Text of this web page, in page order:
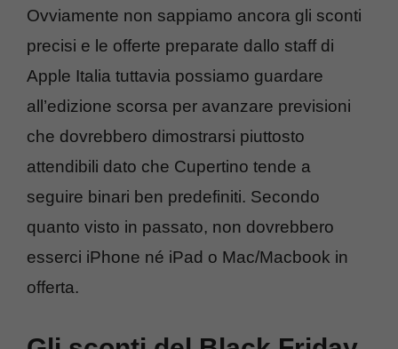
Ovviamente non sappiamo ancora gli sconti
precisi e le offerte preparate dallo staff di
Apple Italia tuttavia possiamo guardare
all’edizione scorsa per avanzare previsioni
che dovrebbero dimostrarsi piuttosto
attendibili dato che Cupertino tende a
seguire binari ben predefiniti. Secondo
quanto visto in passato, non dovrebbero
esserci iPhone né iPad o Mac/Macbook in
offerta.